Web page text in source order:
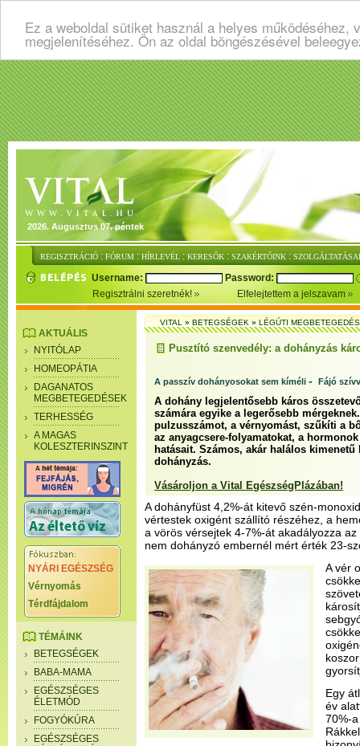
Ez a weboldal sütiket használ a helyes
megjelenítéséhez. Ön az oldal böngészésével
2026. Augusztus 07. péntek
REGISZTRÁCIÓ : FÓRUM : HÍRLEVÉL : KERESŐK : SZAKÉRTŐINK :
Username:
Password:
Regisztrálni szeretnék!
Elfelejtettem a jelszavam
AKTUÁLIS
NYITÓLAP
HOMEOPÁTIA
DAGANATOS
MEGBETEGEDÉSEK
TERHESSÉG
A MAGAS
KOLESZTERINSZINT
NYÁRI EGÉSZSÉG
Vérnyomás
Térdfájdalom
TÉMÁINK
BETEGSÉGEK
BABA-MAMA
EGÉSZSÉGES
ÉLETMÓD
FOGYÓKÚRA
EGÉSZSÉGES
VITAL»BETEGSÉGEK»LÉGÚTI
Pusztító szenvedély: a dohányzás
A passzív dohányosokat sem kíméli - Fájó
A dohány legjelentősebb káros
számára egyike a legerősebb
pulzusszámot, a vérnyomást, szűkíti a
az anyagcsere-folyamatokat, a
hatásait. Számos, akár halálos kimenetű
dohányzás.
Vásároljon a Vital EgészségPlázában!
A dohányfüst 4,2%-át kitevő szén-
vértestek oxigént szállító részéhez, a
a vörös vérsejtek 4-7%-át akadályozza
nem dohányzó embernél mért érték 23-
A vér
Egy
év
70%-